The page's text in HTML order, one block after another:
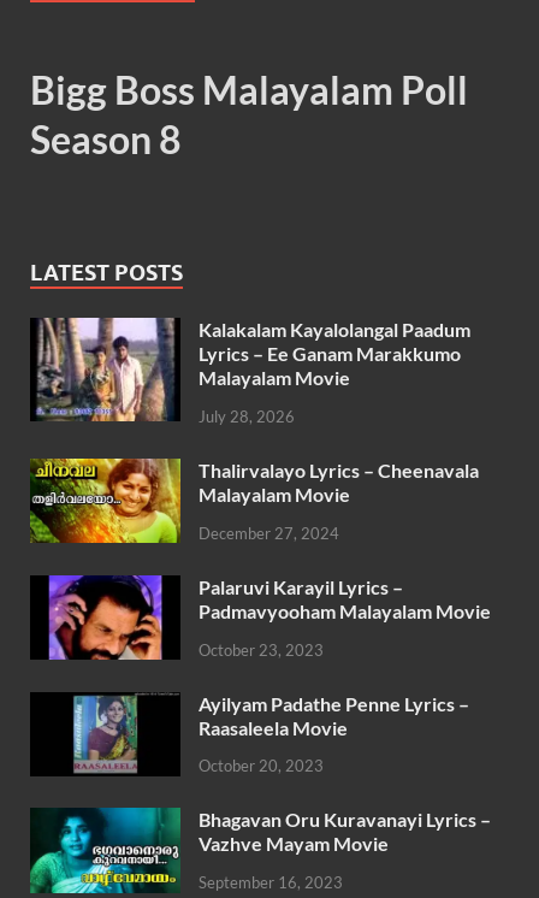
Bigg Boss Malayalam Poll
Season 8
LATEST POSTS
Kalakalam Kayalolangal Paadum
Lyrics – Ee Ganam Marakkumo
Malayalam Movie
July 28, 2026
Thalirvalayo Lyrics – Cheenavala
Malayalam Movie
December 27, 2024
Palaruvi Karayil Lyrics –
Padmavyooham Malayalam Movie
October 23, 2023
Ayilyam Padathe Penne Lyrics –
Raasaleela Movie
October 20, 2023
Bhagavan Oru Kuravanayi Lyrics –
Vazhve Mayam Movie
September 16, 2023